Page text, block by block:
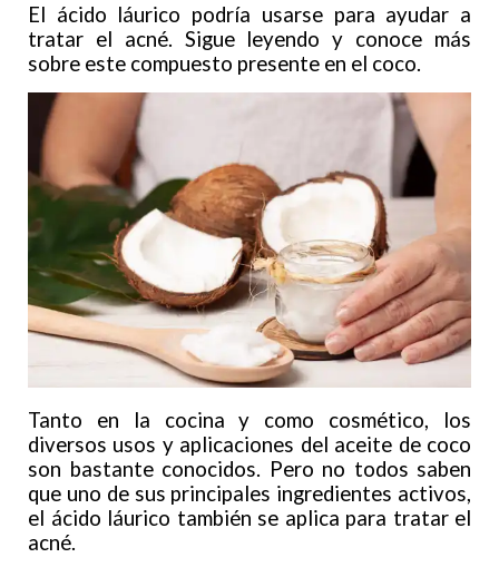
El ácido láurico podría usarse para ayudar a
tratar el acné. Sigue leyendo y conoce más
sobre este compuesto presente en el coco.
Tanto en la cocina y como cosmético, los
diversos usos y aplicaciones del aceite de coco
son bastante conocidos. Pero no todos saben
que uno de sus principales ingredientes activos,
el ácido láurico también se aplica para tratar el
acné.